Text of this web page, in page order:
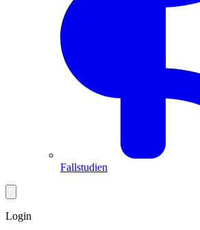
Fallstudien
Login